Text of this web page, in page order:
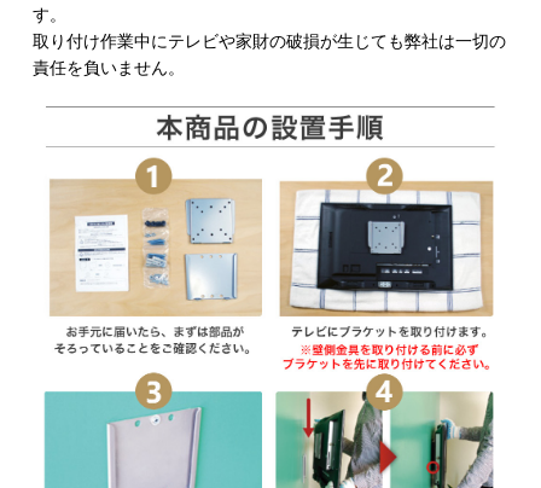
す。
取り付け作業中にテレビや家財の破損が生じても弊社は一切の
責任を負いません。